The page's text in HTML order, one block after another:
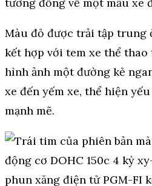
tương đồng về một mẫu xe
Màu đỏ được trải tập trung
kết hợp với tem xe thể
hình ảnh một đường kẻ
xe đến yếm xe, thể hiện
mạnh mẽ.